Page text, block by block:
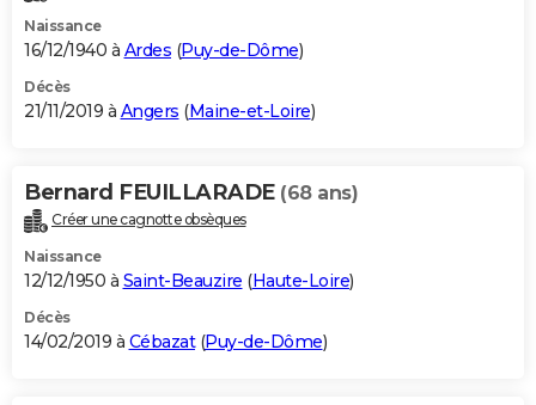
Naissance
16/12/1940 à Ardes (Puy-de-Dôme)
Décès
21/11/2019 à Angers (Maine-et-Loire)
Bernard FEUILLARADE (68 ans)
Créer une cagnotte obsèques
Naissance
12/12/1950 à Saint-Beauzire (Haute-Loire)
Décès
14/02/2019 à Cébazat(Puy-de-Dôme)